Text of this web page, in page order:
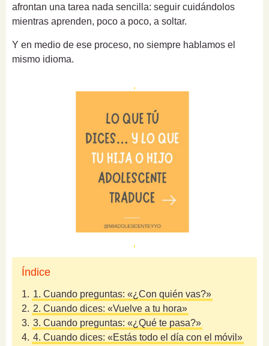
afrontan una tarea nada sencilla: seguir cuidándolos
mientras aprenden, poco a poco, a soltar.
Y en medio de ese proceso, no siempre hablamos el
mismo idioma.
Índice
1. 1. Cuando preguntas: «¿Con quién vas?»
2. 2. Cuando dices: «Vuelve a tu hora»
3. 3. Cuando preguntas: «¿Qué te pasa?»
4. 4. Cuando dices: «Estás todo el día con el móvil»